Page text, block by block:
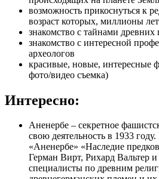
возможность прикоснуться к
возраст которых, миллионы лет
знакомство с тайнами
знакомство с интересной
археологов
красивые, новые, интересные
фото/видео съемка)
Интересно:
Аненербе – секретное
свою деятельность в 1933
«Аненербе» «Наследие
Герман Вирт, Рихард Вальтер
специалисты по древним